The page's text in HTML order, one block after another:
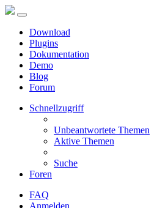
Download
Plugins
Dokumentation
Demo
Blog
Forum
Schnellzugriff
Unbeantwortete Themen
Aktive Themen
Suche
Foren
FAQ
Anmelden